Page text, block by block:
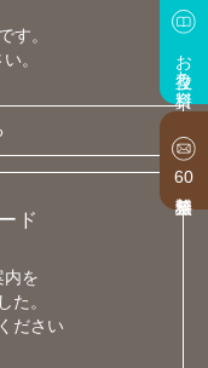
お役立ち資料
60
す。
。
ド
内を
た。
ださい